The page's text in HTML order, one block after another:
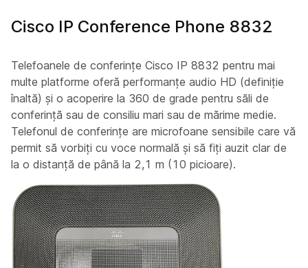
Cisco IP Conference Phone 8832
Telefoanele de conferințe Cisco IP 8832 pentru mai
multe platforme oferă performanțe audio HD (definiție
înaltă) și o acoperire la 360 de grade pentru săli de
conferință sau de consiliu mari sau de mărime medie.
Telefonul de conferințe are microfoane sensibile care vă
permit să vorbiți cu voce normală și să fiți auzit clar de
la o distanță de până la 2,1 m (10 picioare).